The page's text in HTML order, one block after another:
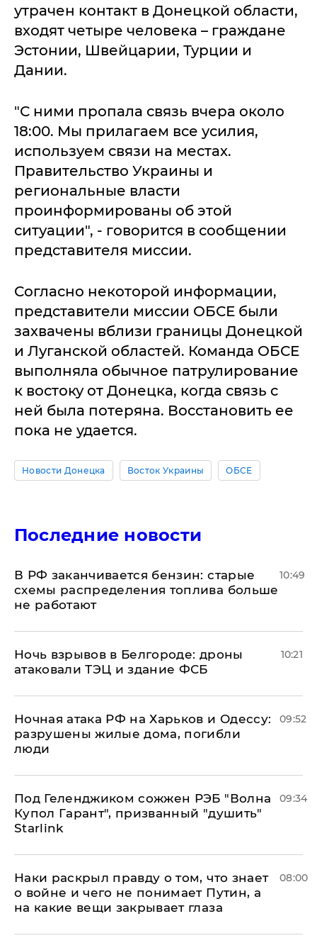
утрачен контакт в Донецкой области,
входят четыре человека – граждане
Эстонии, Швейцарии, Турции и
Дании.
"С ними пропала связь вчера около
18:00. Мы прилагаем все усилия,
используем связи на местах.
Правительство Украины и
региональные власти
проинформированы об этой
ситуации", - говорится в сообщении
представителя миссии.
Согласно некоторой информации,
представители миссии ОБСЕ были
захвачены вблизи границы Донецкой
и Луганской областей. Команда ОБСЕ
выполняла обычное патрулирование
к востоку от Донецка, когда связь с
ней была потеряна. Восстановить ее
пока не удается.
Новости Донецка Восток Украины ОБСЕ
Последние новости
​В РФ заканчивается бензин: старые
схемы распределения топлива больше
не работают
10:49
​Ночь взрывов в Белгороде: дроны
атаковали ТЭЦ и здание ФСБ
10:21
​Ночная атака РФ на Харьков и Одессу:
разрушены жилые дома, погибли
люди
09:52
Под Геленджиком сожжен РЭБ "Волна
Купол Гарант", призванный "душить"
Starlink
09:34
Наки раскрыл правду о том, что знает
о войне и чего не понимает Путин, а
на какие вещи закрывает глаза
08:00